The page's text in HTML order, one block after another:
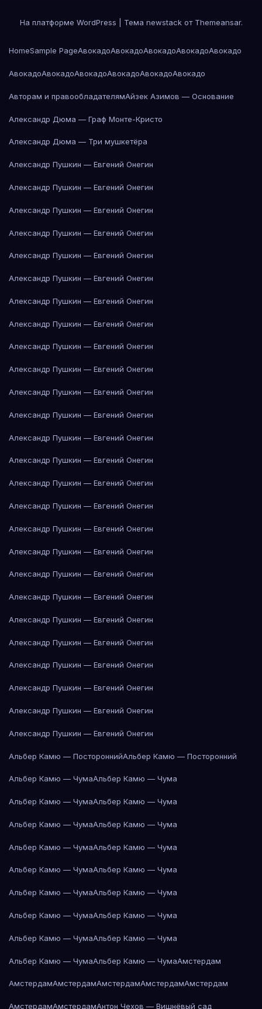
На платформе WordPress Тема newstack от Themeansar.
HomeSample PageАвокадоАвокадоАвокадоАвокадоАвокадо
АвокадоАвокадоАвокадоАвокадоАвокадоАвокадо
Авторам и правообладателямАйзек Азимов — Основание
Александр Дюма — Граф Монте-Кристо
Александр Дюма — Три мушкетёра
Александр Пушкин — Евгений Онегин
Александр Пушкин — Евгений Онегин
Александр Пушкин — Евгений Онегин
Александр Пушкин — Евгений Онегин
Александр Пушкин — Евгений Онегин
Александр Пушкин — Евгений Онегин
Александр Пушкин — Евгений Онегин
Александр Пушкин — Евгений Онегин
Александр Пушкин — Евгений Онегин
Александр Пушкин — Евгений Онегин
Александр Пушкин — Евгений Онегин
Александр Пушкин — Евгений Онегин
Александр Пушкин — Евгений Онегин
Александр Пушкин — Евгений Онегин
Александр Пушкин — Евгений Онегин
Александр Пушкин — Евгений Онегин
Александр Пушкин — Евгений Онегин
Александр Пушкин — Евгений Онегин
Александр Пушкин — Евгений Онегин
Александр Пушкин — Евгений Онегин
Александр Пушкин — Евгений Онегин
Александр Пушкин — Евгений Онегин
Александр Пушкин — Евгений Онегин
Александр Пушкин — Евгений Онегин
Александр Пушкин — Евгений Онегин
Александр Пушкин — Евгений Онегин
Альбер Камю — ПостороннийАльбер Камю — Посторонний
Альбер Камю — ЧумаАльбер Камю — Чума
Альбер Камю — ЧумаАльбер Камю — Чума
Альбер Камю — ЧумаАльбер Камю — Чума
Альбер Камю — ЧумаАльбер Камю — Чума
Альбер Камю — ЧумаАльбер Камю — Чума
Альбер Камю — ЧумаАльбер Камю — Чума
Альбер Камю — ЧумаАльбер Камю — Чума
Альбер Камю — ЧумаАльбер Камю — Чума
Альбер Камю — ЧумаАльбер Камю — ЧумаАмстердам
АмстердамАмстердамАмстердамАмстердамАмстердам
АмстердамАмстердамАнтон Чехов — Вишнёвый сад